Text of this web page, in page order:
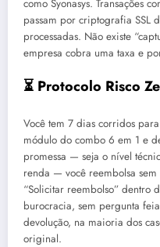
como Syonasys. Transações
passam por criptografia SSL
processadas. Não existe
empresa cobra uma taxa e
⏳ Protocolo Risco
Você tem 7 dias corridos
módulo do combo 6 em 1 e
promessa — seja o nível
renda — você reembolsa
“Solicitar reembolso” dentro
burocracia, sem pergunta
devolução, na maioria dos
original.